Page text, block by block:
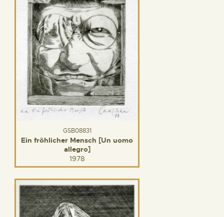
GSB08831
Ein fröhlicher Mensch [Un uomo
allegro]
1978